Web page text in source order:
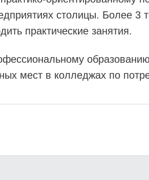
столицы. Более 3
практические занятия.
мест в колледжах по